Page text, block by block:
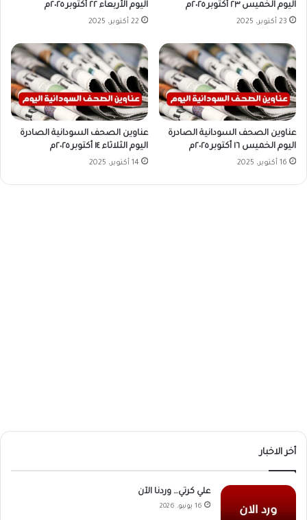
اليوم الخميس ٢٣ أكتوبر ٢٠٢٥م
23 أكتوبر، 2025
اليوم الأربعاء ٢٢ أكتوبر ٢٠٢٥م
22 أكتوبر، 2025
عناوين الصحف السودانية الصادرة
اليوم الخميس ١٦ أكتوبر ٢٠٢٥م
16 أكتوبر، 2025
عناوين الصحف السودانية الصادرة
اليوم الثلاثاء ١٤ أكتوبر ٢٠٢٥م
14 أكتوبر، 2025
أخر الاخبار
علي كرتي… وردنا الآن
16 يونيو، 2026